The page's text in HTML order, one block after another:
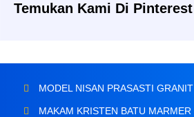
Temukan Kami Di Pinterest
MODEL NISAN PRASASTI GRANIT
MAKAM KRISTEN BATU MARMER